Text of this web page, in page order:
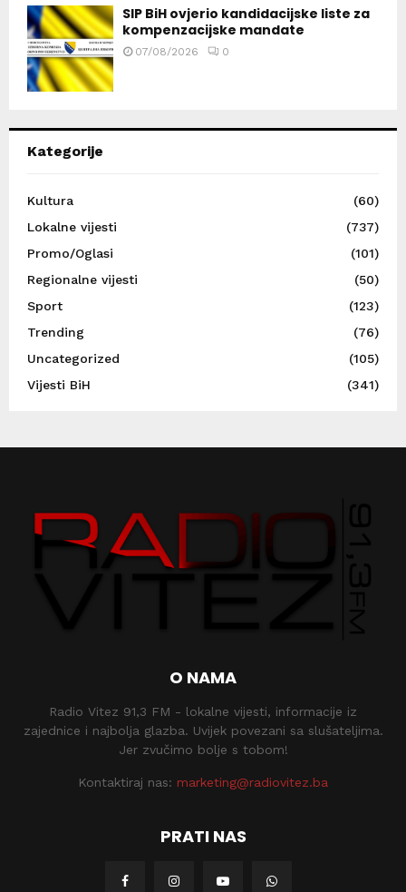
SIP BiH ovjerio kandidacijske liste za
kompenzacijske mandate
07/08/2026 0
Kategorije
Kultura
(60)
Lokalne vijesti
(737)
Promo/Oglasi
(101)
Regionalne vijesti
(50)
Sport
(123)
Trending
(76)
Uncategorized
(105)
Vijesti BiH
(341)
O NAMA
Radio Vitez 91,3 FM - lokalne vijesti, informacije iz
zajednice i najbolja glazba. Uvijek povezani sa slušateljima.
Jer zvučimo bolje s tobom!
Kontaktiraj nas: marketing@radiovitez.ba
PRATI NAS